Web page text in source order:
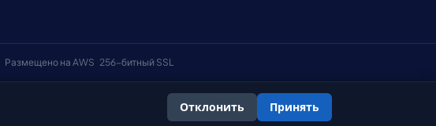
Размещено на AWS 256-битный SSL
Политика использования файлов cookie
Отклонить Принять